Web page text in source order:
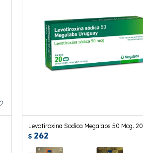
Levotiroxina Sodica Megalabs 50 Mcg. 20
Comp.
$ 262